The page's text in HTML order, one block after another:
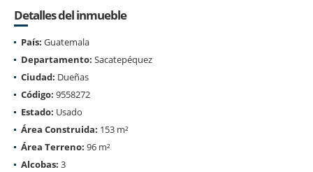
Detalles del inmueble
País: Guatemala
Departamento: Sacatepéquez
Ciudad: Dueñas
Código: 9558272
Estado: Usado
Área Construida: 153 m²
Área Terreno: 96 m²
Alcobas: 3